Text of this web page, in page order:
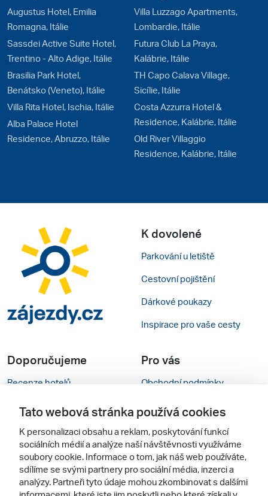
Augustus Hotel, Emilia
Romagna, Itálie
Sassdei Active Suite Hotel,
Trentino - Alto Adige, Itálie
Brasilia Park Hotel,
Benátsko (Veneto), Itálie
Villa Rita Hotel, Ischia, Itálie
Alba Palace Hotel
Residence, Abruzzo, Itálie
Villa Luzzago Apartments,
Lombardie, Itálie
Futura Club La Praya,
Kalábrie, Itálie
TH Capo Calava Village,
Sicílie, Itálie
Costa Azzurra Hotel &
Residence, Kalábrie, Itálie
Old River Villaggio
Residence, Kalábrie, Itálie
K dovolené
Parkování u letiště
Cestovní pojištění
Dárkové poukazy
Inspirace pro vaše cesty
Doporučujeme
Recenze hotelů
Rady na cestu
Cestovní kanceláře
Zájazdy.sk
Pro vás
Obchodní podmínky
Kontakty
Nastavení cookies
Mobilní verze webu
Sledujte nás
Tato webová stránka používá cookies
K personalizaci obsahu a reklam, poskytování funkcí
sociálních médií a analýze naší návštěvnosti využíváme
soubory cookie. Informace o tom, jak náš web používáte,
sdílíme se svými partnery pro sociální média, inzerci a
analýzy. Partneři tyto údaje mohou zkombinovat s dalšími